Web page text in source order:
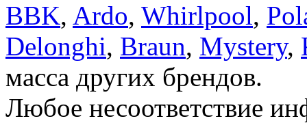
BBK, Ardo, Whirlpool,
Delonghi, Braun, Mystery,
масса других брендов.
Любое несоответствие